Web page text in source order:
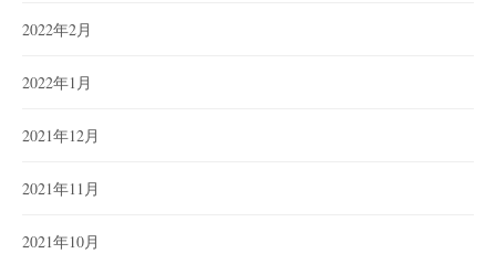
2022年2月
2022年1月
2021年12月
2021年11月
2021年10月